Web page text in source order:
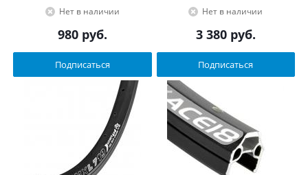
Нет в наличии
980руб.
Подписаться
Нет в наличии
3 380руб.
Подписаться